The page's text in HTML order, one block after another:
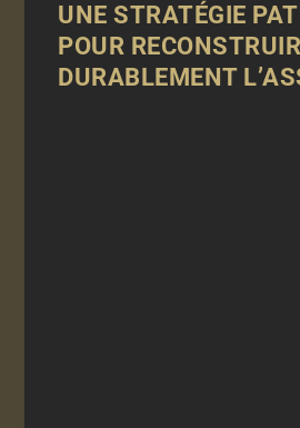
UNE STRATÉGIE
POUR
DURABLEMENT